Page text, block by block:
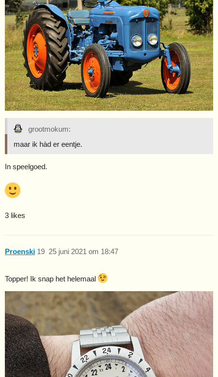
grootmokum:
maar ik hàd er eentje.
In speelgoed.
3 likes
Proenski 25 juni 2021 om 18:47
19
Topper! Ik snap het helemaal